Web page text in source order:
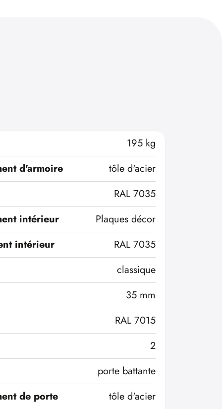
195 kg
d'armoire
tôle d'acier
RAL 7035
intérieur
Plaques décor
intérieur
RAL 7035
classique
35 mm
RAL 7015
2
porte battante
de porte
tôle d'acier